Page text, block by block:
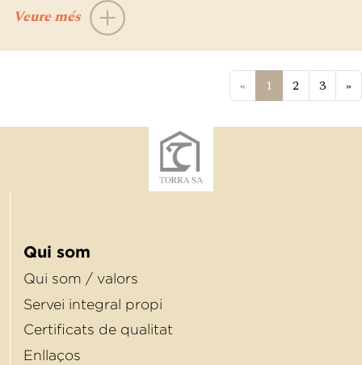
Veure més
« 1 2 3 »
Qui som
Qui som / valors
Servei integral propi
Certiﬁcats de qualitat
Enllaços